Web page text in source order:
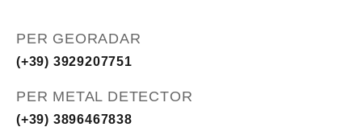
PER GEORADAR
(+39) 3929207751
PER METAL DETECTOR
(+39) 3896467838